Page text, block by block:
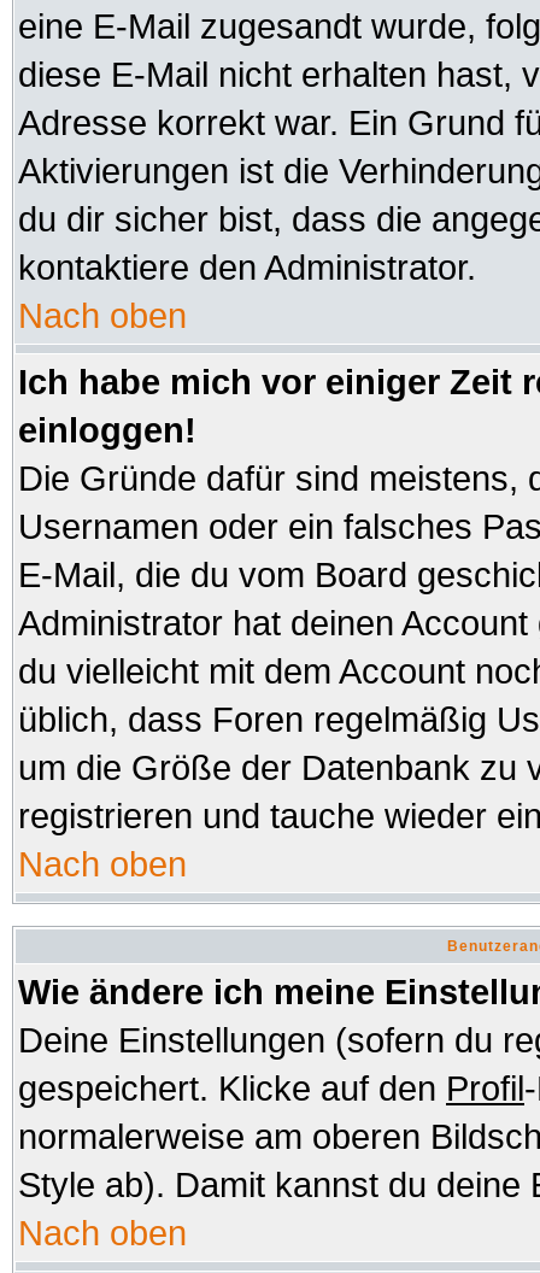
eine E-Mail zugesandt wurde,
diese E-Mail nicht erhalten hast,
Adresse korrekt war. Ein Grund
Aktivierungen ist die
du dir sicher bist, dass die
kontaktiere den Administrator.
Nach oben
Ich habe mich vor einiger Zeit
einloggen!
Die Gründe dafür sind meistens,
Usernamen oder ein falsches
E-Mail, die du vom Board
Administrator hat deinen
du vielleicht mit dem Account
üblich, dass Foren regelmäßig
um die Größe der Datenbank zu
registrieren und tauche wieder
Nach oben
Wie ändere ich meine
Deine Einstellungen (sofern du
gespeichert. Klicke auf den Profil
normalerweise am oberen
Style ab). Damit kannst du deine
Nach oben